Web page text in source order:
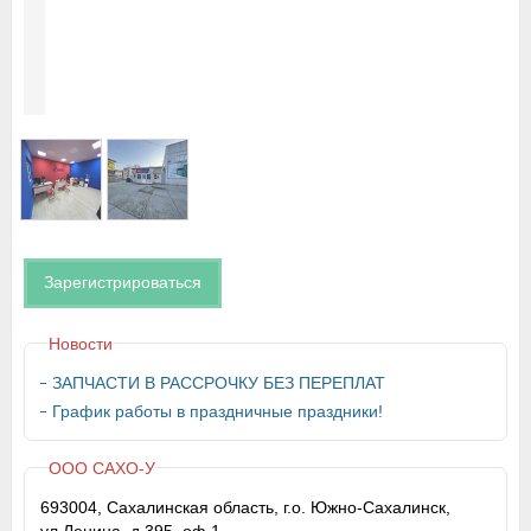
Зарегистрироваться
Новости
ЗАПЧАСТИ В РАССРОЧКУ БЕЗ ПЕРЕПЛАТ
График работы в праздничные праздники!
ООО САХО-У
693004, Сахалинская область, г.о. Южно-Сахалинск,